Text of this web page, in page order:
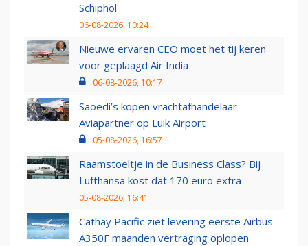
Schiphol
06-08-2026, 10:24
Nieuwe ervaren CEO moet het tij keren
voor geplaagd Air India
06-08-2026, 10:17
Saoedi’s kopen vrachtafhandelaar
Aviapartner op Luik Airport
05-08-2026, 16:57
Raamstoeltje in de Business Class? Bij
Lufthansa kost dat 170 euro extra
05-08-2026, 16:41
Cathay Pacific ziet levering eerste Airbus
A350F maanden vertraging oplopen